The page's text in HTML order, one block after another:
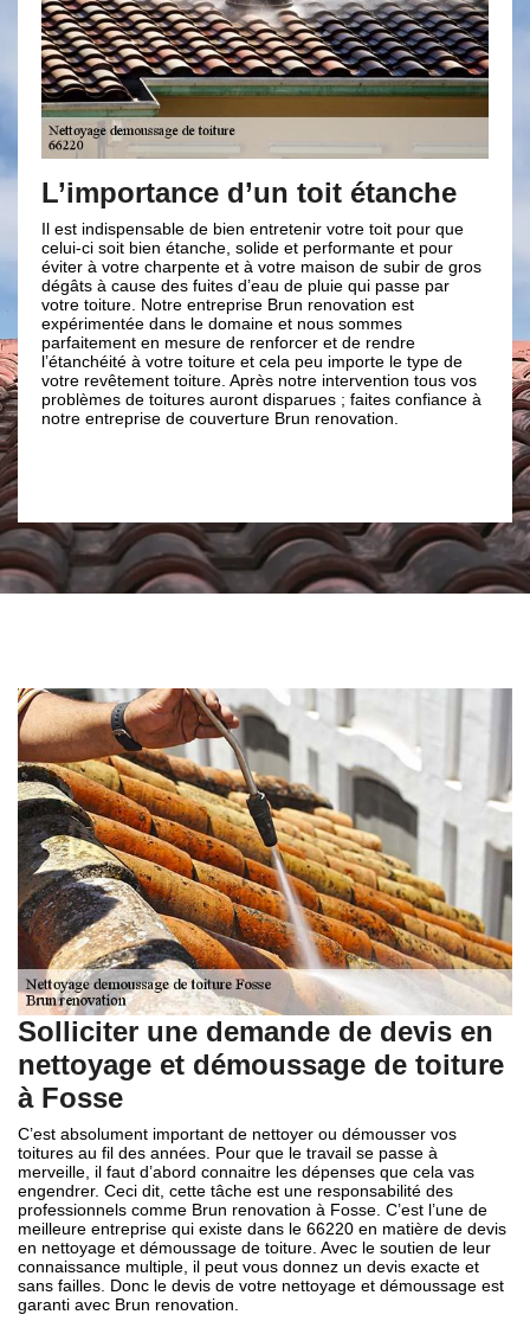
d’un toit étanche
de bien entretenir votre toit pour que
solide et performante et pour
et à votre maison de subir de gros
fuites d’eau de pluie qui passe par
Brun renovation est
le domaine et nous sommes
de renforcer et de rendre
toiture et cela peu importe le type de
Après notre intervention tous vos
auront disparues ; faites confiance à
Brun renovation.
Le
avec Brun
Procéder à un démoussage
votre toit plus performant :
pour que votre toit puisse
entretenir fréquemment sa
et le démoussage est
indispensable pour cela.
esthétique donne de la
De ce fait, n’hésitez pas à
couverture Brun renovation
de votre toiture. Notre
réparera les dommages
Solliciter une demande de devis en
nettoyage et démoussage de toiture
à Fosse
C’est absolument important de nettoyer ou démousser vos
toitures au fil des années. Pour que le travail se passe à
merveille, il faut d’abord connaitre les dépenses que cela vas
engendrer. Ceci dit, cette tâche est une responsabilité des
professionnels comme Brun renovation à Fosse. C’est l’une de
meilleure entreprise qui existe dans le 66220 en matière de devis
en nettoyage et démoussage de toiture. Avec le soutien de leur
connaissance multiple, il peut vous donnez un devis exacte et
sans failles. Donc le devis de votre nettoyage et démoussage est
garanti avec Brun renovation.